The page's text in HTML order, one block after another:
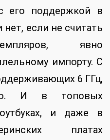
его поддержкой в
если не считать
явно
импорту. С
6 ГГц,
И в топовых
и даже в
платах